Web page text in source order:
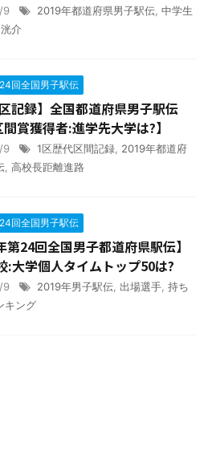
9 2019年都道府県男子駅伝 中学生
介
回全国男子駅伝
区記録】全国都道府県男子駅伝
間賞獲得者:進学先大学は?】
9 1区歴代区間記録 2019年都道府
高校長距離進路
回全国男子駅伝
第24回全国男子都道府県駅伝】
:大学個人タイムトップ50は?
9 2019年男子駅伝 出場選手 持ち
キング